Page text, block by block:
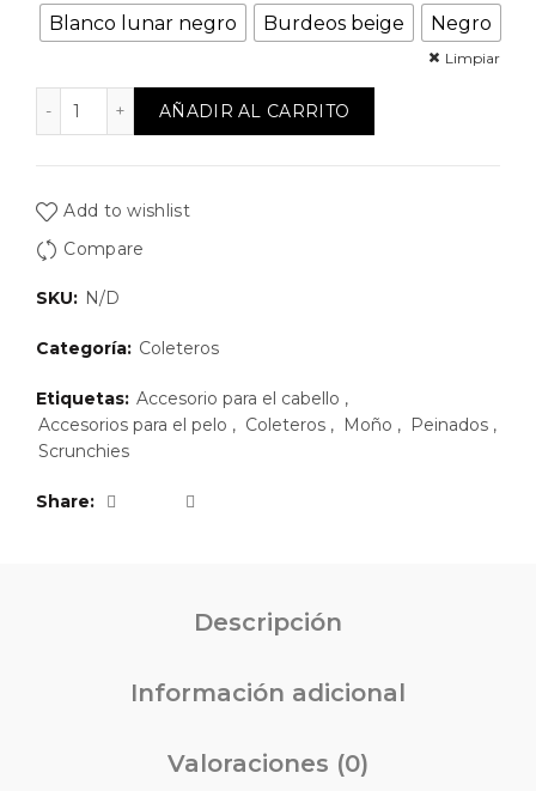
Blanco lunar negro Burdeos beige Negro
Limpiar
Coletero Scrunchies Celindo cantidad
AÑADIR AL CARRITO
Add to wishlist
Compare
SKU: N/D
Categoría: Coleteros
Etiquetas: Accesorio para el cabello ,
Accesorios para el pelo , Coleteros , Moño , Peinados ,
Scrunchies
Share
Descripción
Información adicional
Valoraciones (0)